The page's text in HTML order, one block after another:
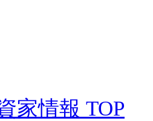
家情報 TOP